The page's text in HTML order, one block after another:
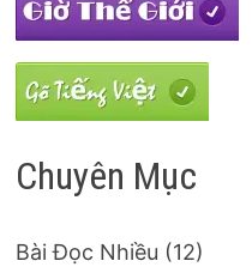
Chuyên Mục
Bài Đọc Nhiều (12)